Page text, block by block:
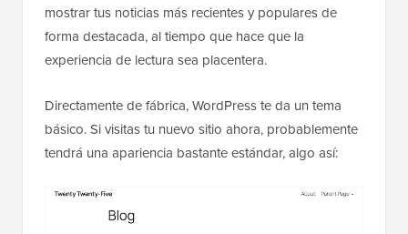
mostrar tus noticias más recientes y populares de
forma destacada, al tiempo que hace que la
experiencia de lectura sea placentera.
Directamente de fábrica, WordPress te da un tema
básico. Si visitas tu nuevo sitio ahora, probablemente
tendrá una apariencia bastante estándar, algo así: